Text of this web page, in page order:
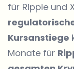
für Ripple und
Kursanstiege
Monate für